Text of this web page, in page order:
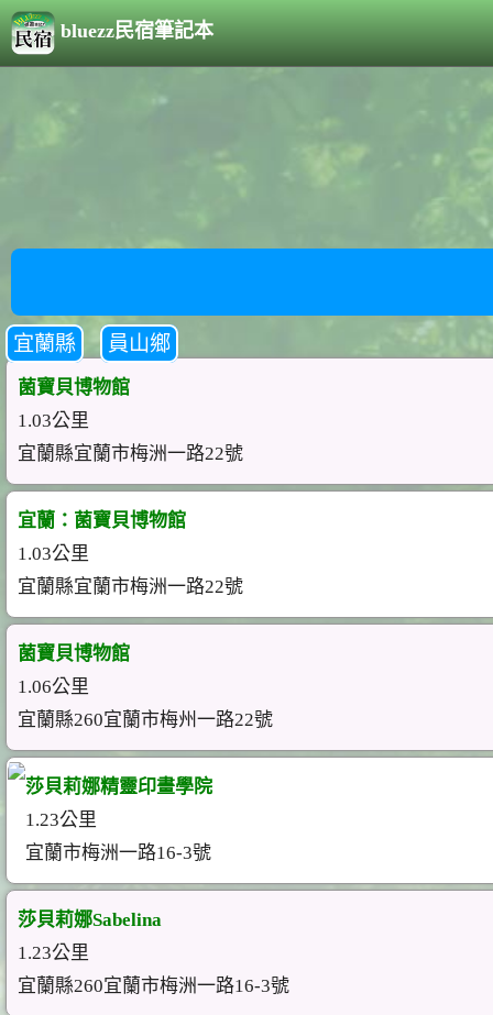
bluezz民宿筆記本
宜蘭縣 員山鄉
菌寶貝博物館
1.03公里
宜蘭縣宜蘭市梅洲一路22號
宜蘭：菌寶貝博物館
1.03公里
宜蘭縣宜蘭市梅洲一路22號
菌寶貝博物館
1.06公里
宜蘭縣260宜蘭市梅州一路22號
莎貝莉娜精靈印畫學院
1.23公里
宜蘭市梅洲一路16-3號
莎貝莉娜Sabelina
1.23公里
宜蘭縣260宜蘭市梅洲一路16-3號